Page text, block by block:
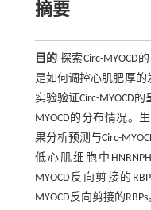
摘要
目的 探索Circ-MYOCD
是如何调控心肌肥厚的
实验验证Circ-MYOCD
MYOCD的分布情况。
果分析预测与Circ-
低心肌细胞中
MYOCD反向剪接的
MYOCD反向剪接的